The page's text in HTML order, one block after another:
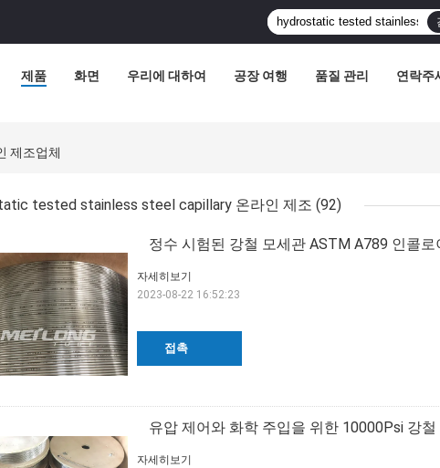
제품 화면 우리에 대하여 공장 여행 품질 관리 연락주
제조업체
tested stainless steel capillary 온라인 제조 (92)
정수 시험된 강철 모세관 ASTM A789 인콜
접촉
자세히보기
2023-08-22 16:52:23
유압 제어와 화학 주입을 위한 10000Psi 강
자세히보기